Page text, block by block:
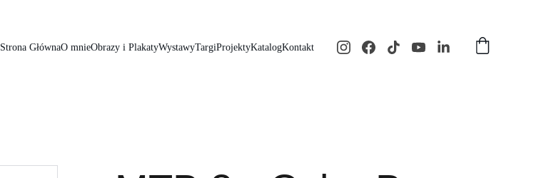
Strona GłównaO mnieObrazy i PlakatyWystawyTargiProjektyKatalogKontakt